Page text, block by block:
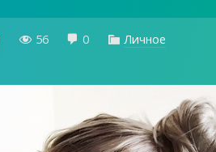
 56  0  Личное